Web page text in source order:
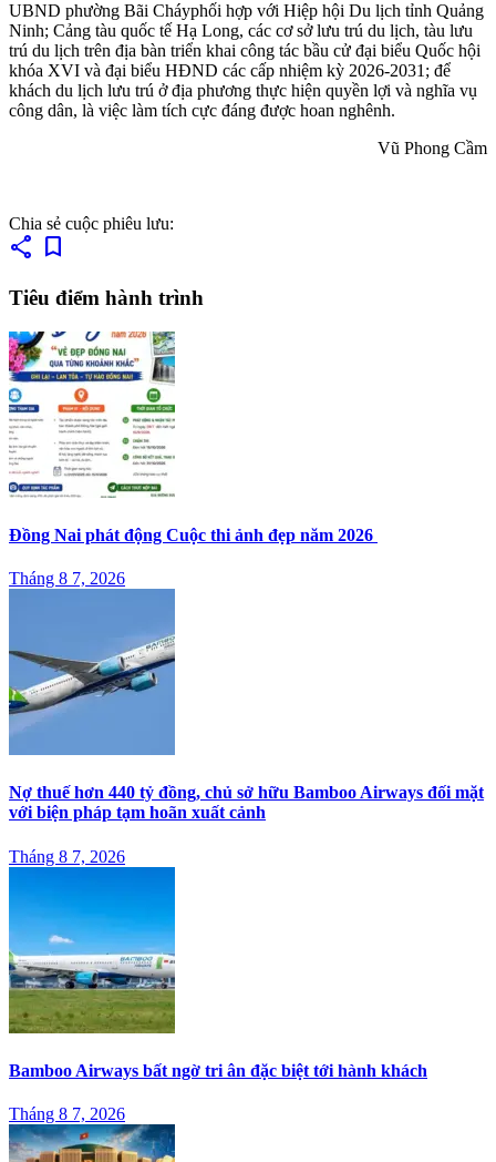
UBND phường Bãi Cháyphối hợp với Hiệp hội Du lịch tỉnh Quảng
Ninh; Cảng tàu quốc tế Hạ Long, các cơ sở lưu trú du lịch, tàu lưu
trú du lịch trên địa bàn triển khai công tác bầu cử đại biểu Quốc hội
khóa XVI và đại biểu HĐND các cấp nhiệm kỳ 2026-2031; để
khách du lịch lưu trú ở địa phương thực hiện quyền lợi và nghĩa vụ
công dân, là việc làm tích cực đáng được hoan nghênh.
Vũ Phong Cầm
Chia sẻ cuộc phiêu lưu:
share bookmark
Tiêu điểm hành trình
Đồng Nai phát động Cuộc thi ảnh đẹp năm 2026
Tháng 8 7, 2026
Nợ thuế hơn 440 tỷ đồng, chủ sở hữu Bamboo Airways đối mặt
với biện pháp tạm hoãn xuất cảnh
Tháng 8 7, 2026
Bamboo Airways bất ngờ tri ân đặc biệt tới hành khách
Tháng 8 7, 2026